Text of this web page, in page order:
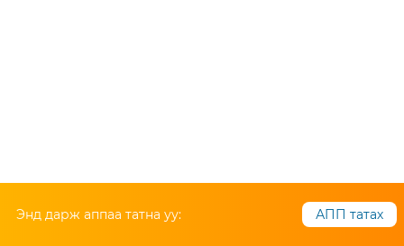
Энд дарж аппаа татна уу: АПП татах